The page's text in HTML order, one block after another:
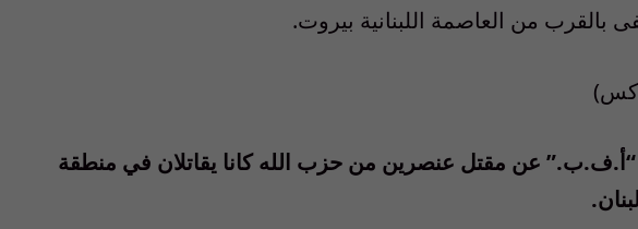
بالقرب من العاصمة اللبنانية بيروت.
“أ.ف.ب.” عن مقتل عنصرين من حزب الله كانا يقاتلان في منطقة